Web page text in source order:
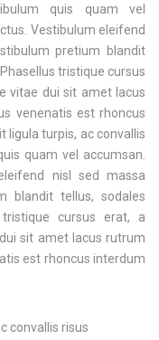
quis quam vel
Vestibulum eleifend
pretium blandit
tristique cursus
vitae dui sit amet lacus
venenatis est rhoncus
ligula turpis, ac convallis
quam vel accumsan.
nisl sed massa
blandit tellus, sodales
cursus erat, a
sit amet lacus rutrum
est rhoncus interdum
convallis risus